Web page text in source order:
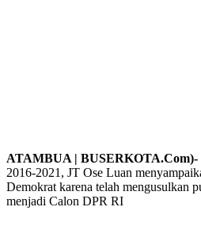
ATAMBUA | BUSERKOTA.Com)-
2016-2021, JT Ose Luan
Demokrat karena telah mengusulkan
menjadi Calon DPR RI